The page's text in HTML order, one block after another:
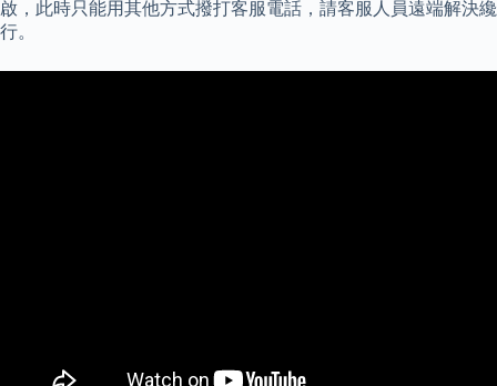
啟，此時只能用其他方式撥打客服電話，請客服人員遠端解決纔
行。